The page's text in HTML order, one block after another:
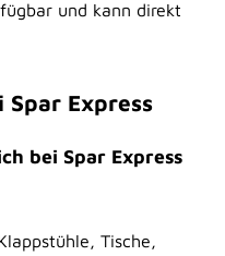
und kann direkt
Spar Express
bei Spar Express
Tische,